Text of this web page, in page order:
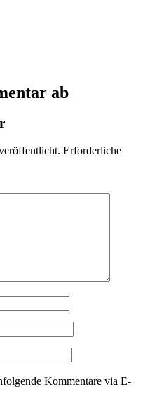
ab
Erforderliche
Kommentare via E-